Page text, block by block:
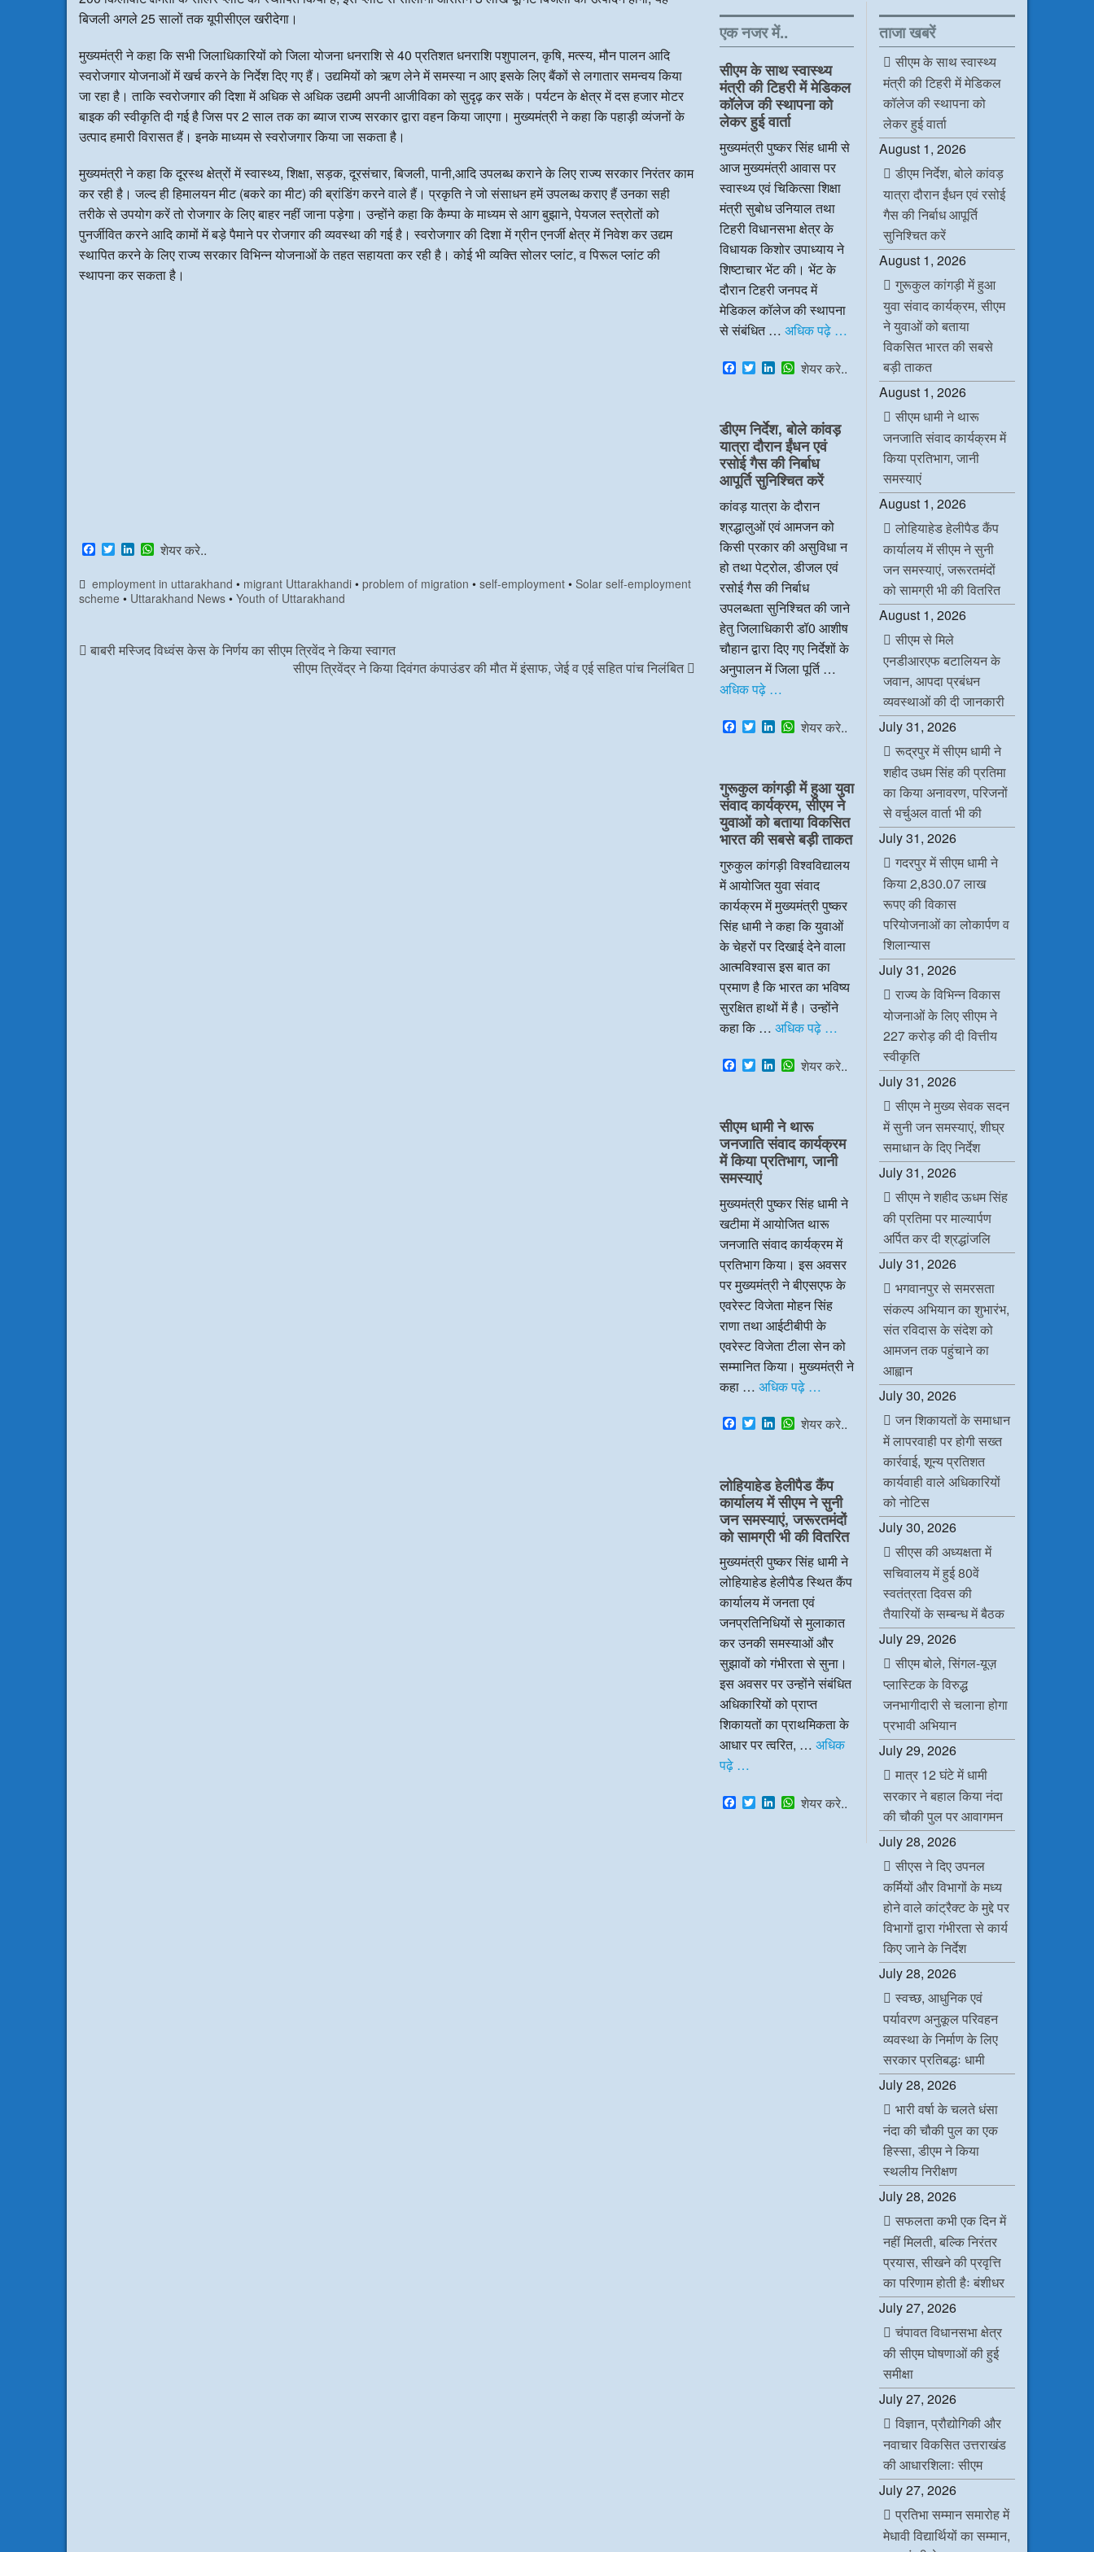
बिजली अगले 25 सालों तक यूपीसीएल खरीदेगा।
मुख्यमंत्री ने कहा कि सभी जिलाधिकारियों को जिला योजना धनराशि से 40 प्रतिशत धनराशि पशुपालन, कृषि, मत्स्य, मौन पालन आदि
स्वरोजगार योजनाओं में खर्च करने के निर्देश दिए गए हैं। उद्यमियों को ऋण लेने में समस्या न आए इसके लिए बैंकों से लगातार समन्वय किया
जा रहा है। ताकि स्वरोजगार की दिशा में अधिक से अधिक उद्यमी अपनी आजीविका को सुदृढ़ कर सकें। पर्यटन के क्षेत्र में दस हजार मोटर
बाइक की स्वीकृति दी गई है जिस पर 2 साल तक का ब्याज राज्य सरकार द्वारा वहन किया जाएगा। मुख्यमंत्री ने कहा कि पहाड़ी व्यंजनों के
उत्पाद हमारी विरासत हैं। इनके माध्यम से स्वरोजगार किया जा सकता है।
मुख्यमंत्री ने कहा कि दूरस्थ क्षेत्रों में स्वास्थ्य, शिक्षा, सड़क, दूरसंचार, बिजली, पानी,आदि उपलब्ध कराने के लिए राज्य सरकार निरंतर काम
कर रही है। जल्द ही हिमालयन मीट (बकरे का मीट) की ब्रांडिंग करने वाले हैं। प्रकृति ने जो संसाधन हमें उपलब्ध कराए हैं उनका सही
तरीके से उपयोग करें तो रोजगार के लिए बाहर नहीं जाना पड़ेगा। उन्होंने कहा कि कैम्पा के माध्यम से आग बुझाने, पेयजल स्त्रोतों को
पुनर्जीवित करने आदि कामों में बड़े पैमाने पर रोजगार की व्यवस्था की गई है। स्वरोजगार की दिशा में ग्रीन एनर्जी क्षेत्र में निवेश कर उद्यम
स्थापित करने के लिए राज्य सरकार विभिन्न योजनाओं के तहत सहायता कर रही है। कोई भी व्यक्ति सोलर प्लांट, व पिरूल प्लांट की
स्थापना कर सकता है।
F
a
e
b
T
w
i
t
t
L
k
e
W
t
s
p
शेयर करे..
employment in uttarakhand • migrant Uttarakhandi •problem of migration •self-employment •Solar self-employment
scheme • Uttarakhand News • Youth of Uttarakhand
बाबरी मस्जिद विध्वंस केस के निर्णय का सीएम त्रिवेंद ने किया स्वागत
सीएम त्रिवेंद्र ने किया दिवंगत कंपाउंडर की मौत में इंसाफ, जेई व एई सहित पांच निलंबित
एक नजर में..
सीएम के साथ स्वास्थ्य
मंत्री की टिहरी में मेडिकल
कॉलेज की स्थापना को
लेकर हुई वार्ता
मुख्यमंत्री पुष्कर सिंह धामी से
आज मुख्यमंत्री आवास पर
स्वास्थ्य एवं चिकित्सा शिक्षा
मंत्री सुबोध उनियाल तथा
टिहरी विधानसभा क्षेत्र के
विधायक किशोर उपाध्याय ने
शिष्टाचार भेंट की। भेंट के
दौरान टिहरी जनपद में
मेडिकल कॉलेज की स्थापना
से संबंधित … अधिक पढ़े …
F
a
o
o
k
T
w
t
e
r
L
i
d
I
n
W
h
s
A
p
p
शेयर करे..
डीएम निर्देश, बोले कांवड़
यात्रा दौरान ईंधन एवं
रसोई गैस की निर्बाध
आपूर्ति सुनिश्चित करें
कांवड़ यात्रा के दौरान
श्रद्धालुओं एवं आमजन को
किसी प्रकार की असुविधा न
हो तथा पेट्रोल, डीजल एवं
रसोई गैस की निर्बाध
उपलब्धता सुनिश्चित की जाने
हेतु जिलाधिकारी डॉ0 आशीष
चौहान द्वारा दिए गए निर्देशों के
अनुपालन में जिला पूर्ति …
अधिक पढ़े …
F
a
o
o
k
T
w
e
r
L
i
e
d
I
n
W
h
s
A
p
p
शेयर करे..
गुरूकुल कांगड़ी में हुआ युवा
संवाद कार्यक्रम, सीएम ने
युवाओं को बताया विकसित
भारत की सबसे बड़ी ताकत
गुरुकुल कांगड़ी विश्वविद्यालय
में आयोजित युवा संवाद
कार्यक्रम में मुख्यमंत्री पुष्कर
सिंह धामी ने कहा कि युवाओं
के चेहरों पर दिखाई देने वाला
आत्मविश्वास इस बात का
प्रमाण है कि भारत का भविष्य
सुरक्षित हाथों में है। उन्होंने
कहा कि … अधिक पढ़े …
F
a
o
o
k
T
w
e
r
L
i
e
d
I
n
W
h
A
p
p
शेयर करे..
सीएम धामी ने थारू
जनजाति संवाद कार्यक्रम
में किया प्रतिभाग, जानी
समस्याएं
मुख्यमंत्री पुष्कर सिंह धामी ने
खटीमा में आयोजित थारू
जनजाति संवाद कार्यक्रम में
प्रतिभाग किया। इस अवसर
पर मुख्यमंत्री ने बीएसएफ के
एवरेस्ट विजेता मोहन सिंह
राणा तथा आईटीबीपी के
एवरेस्ट विजेता टीला सेन को
सम्मानित किया। मुख्यमंत्री ने
कहा … अधिक पढ़े …
F
a
b
o
o
k
T
w
t
e
r
L
i
e
d
I
n
W
h
s
A
p
p
शेयर करे..
लोहियाहेड हेलीपैड कैंप
कार्यालय में सीएम ने सुनी
जन समस्याएं, जरूरतमंदों
को सामग्री भी की वितरित
मुख्यमंत्री पुष्कर सिंह धामी ने
लोहियाहेड हेलीपैड स्थित कैंप
कार्यालय में जनता एवं
जनप्रतिनिधियों से मुलाकात
कर उनकी समस्याओं और
सुझावों को गंभीरता से सुना।
इस अवसर पर उन्होंने संबंधित
अधिकारियों को प्राप्त
शिकायतों का प्राथमिकता के
आधार पर त्वरित, … अधिक
पढ़े …
F
a
T
w
L
i
W
h
शेयर करे..
ताजा खबरें
सीएम के साथ स्वास्थ्य
मंत्री की टिहरी में मेडिकल
कॉलेज की स्थापना को
लेकर हुई वार्ता
August 1, 2026
डीएम निर्देश, बोले कांवड़
यात्रा दौरान ईंधन एवं रसोई
गैस की निर्बाध आपूर्ति
सुनिश्चित करें
August 1, 2026
गुरूकुल कांगड़ी में हुआ
युवा संवाद कार्यक्रम, सीएम
ने युवाओं को बताया
विकसित भारत की सबसे
बड़ी ताकत
August 1, 2026
सीएम धामी ने थारू
जनजाति संवाद कार्यक्रम में
किया प्रतिभाग, जानी
समस्याएं
August 1, 2026
लोहियाहेड हेलीपैड कैंप
कार्यालय में सीएम ने सुनी
जन समस्याएं, जरूरतमंदों
को सामग्री भी की वितरित
August 1, 2026
सीएम से मिले
एनडीआरएफ बटालियन के
जवान, आपदा प्रबंधन
व्यवस्थाओं की दी जानकारी
July 31, 2026
रूद्रपुर में सीएम धामी ने
शहीद उधम सिंह की प्रतिमा
का किया अनावरण, परिजनों
से वर्चुअल वार्ता भी की
July 31, 2026
गदरपुर में सीएम धामी ने
किया 2,830.07 लाख
रूपए की विकास
परियोजनाओं का लोकार्पण व
शिलान्यास
July 31, 2026
राज्य के विभिन्न विकास
योजनाओं के लिए सीएम ने
227 करोड़ की दी वित्तीय
स्वीकृति
July 31, 2026
सीएम ने मुख्य सेवक सदन
में सुनी जन समस्याएं, शीघ्र
समाधान के दिए निर्देश
July 31, 2026
सीएम ने शहीद ऊधम सिंह
की प्रतिमा पर माल्यार्पण
अर्पित कर दी श्रद्धांजलि
July 31, 2026
भगवानपुर से समरसता
संकल्प अभियान का शुभारंभ,
संत रविदास के संदेश को
आमजन तक पहुंचाने का
आह्वान
July 30, 2026
जन शिकायतों के समाधान
में लापरवाही पर होगी सख्त
कार्रवाई, शून्य प्रतिशत
कार्यवाही वाले अधिकारियों
को नोटिस
July 30, 2026
सीएस की अध्यक्षता में
सचिवालय में हुई 80वें
स्वतंत्रता दिवस की
तैयारियों के सम्बन्ध में बैठक
July 29, 2026
सीएम बोले, सिंगल-यूज़
प्लास्टिक के विरुद्ध
जनभागीदारी से चलाना होगा
प्रभावी अभियान
July 29, 2026
मात्र 12 घंटे में धामी
सरकार ने बहाल किया नंदा
की चौकी पुल पर आवागमन
July 28, 2026
सीएस ने दिए उपनल
कर्मियों और विभागों के मध्य
होने वाले कांट्रैक्ट के मुद्दे पर
विभागों द्वारा गंभीरता से कार्य
किए जाने के निर्देश
July 28, 2026
स्वच्छ, आधुनिक एवं
पर्यावरण अनुकूल परिवहन
व्यवस्था के निर्माण के लिए
सरकार प्रतिबद्धः धामी
July 28, 2026
भारी वर्षा के चलते धंसा
नंदा की चौकी पुल का एक
हिस्सा, डीएम ने किया
स्थलीय निरीक्षण
July 28, 2026
सफलता कभी एक दिन में
नहीं मिलती, बल्कि निरंतर
प्रयास, सीखने की प्रवृत्ति
का परिणाम होती हैः बंशीधर
July 27, 2026
चंपावत विधानसभा क्षेत्र
की सीएम घोषणाओं की हुई
समीक्षा
July 27, 2026
विज्ञान, प्रौद्योगिकी और
नवाचार विकसित उत्तराखंड
की आधारशिलाः सीएम
July 27, 2026
प्रतिभा सम्मान समारोह में
मेधावी विद्यार्थियों का सम्मान,